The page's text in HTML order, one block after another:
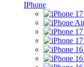
IPhone